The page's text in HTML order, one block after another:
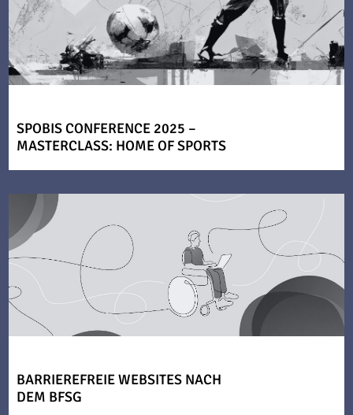
SPOBIS CONFERENCE 2025 –
MASTERCLASS: HOME OF SPORTS
BARRIEREFREIE WEBSITES NACH
DEM BFSG